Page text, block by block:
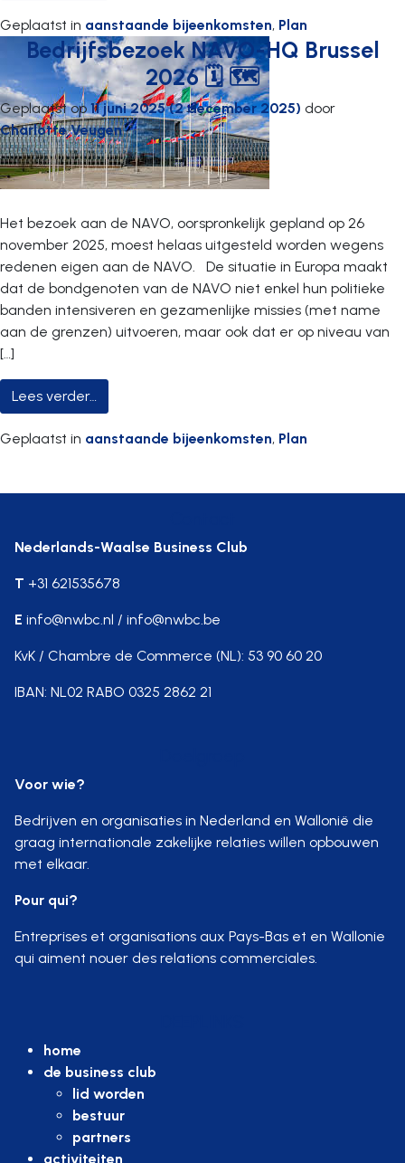
Geplaatst in aanstaande bijeenkomsten, Plan
Bedrijfsbezoek NAVO-HQ Brussel
2026 🗓 🗺
Geplaatst op11 juni 2025(2 december 2025) door
Charlotte Veugen
Het bezoek aan de NAVO, oorspronkelijk gepland op 26
november 2025, moest helaas uitgesteld worden wegens
redenen eigen aan de NAVO. De situatie in Europa maakt
dat de bondgenoten van de NAVO niet enkel hun politieke
banden intensiveren en gezamenlijke missies (met name
aan de grenzen) uitvoeren, maar ook dat er op niveau van
[…]
Lees verder…
Geplaatst in aanstaande bijeenkomsten, Plan
Nederlands-Waalse Business Club
T +31 621535678
E info@nwbc.nl / info@nwbc.be
KvK / Chambre de Commerce (NL): 53 90 60 20
IBAN: NL02 RABO 0325 2862 21
Voor wie?
Bedrijven en organisaties in Nederland en Wallonië die
graag internationale zakelijke relaties willen opbouwen
met elkaar.
Pour qui?
Entreprises et organisations aux Pays-Bas et en Wallonie
qui aiment nouer des relations commerciales.
home
de business club
lid worden
bestuur
partners
activiteiten